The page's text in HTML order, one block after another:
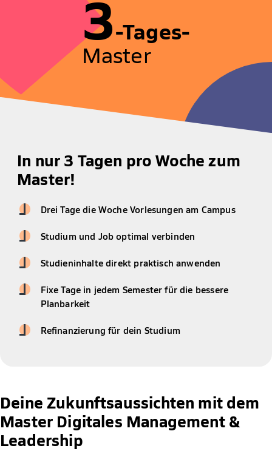
In nur 3 Tagen pro Woche zum
Master!
Drei Tage die Woche Vorlesungen am Campus
Studium und Job optimal verbinden
Studieninhalte direkt praktisch anwenden
Fixe Tage in jedem Semester für die bessere
Planbarkeit
Refinanzierung für dein Studium
3-Tages-
Master
Deine Zukunftsaussichten mit dem
Master Digitales Management &
Leadership